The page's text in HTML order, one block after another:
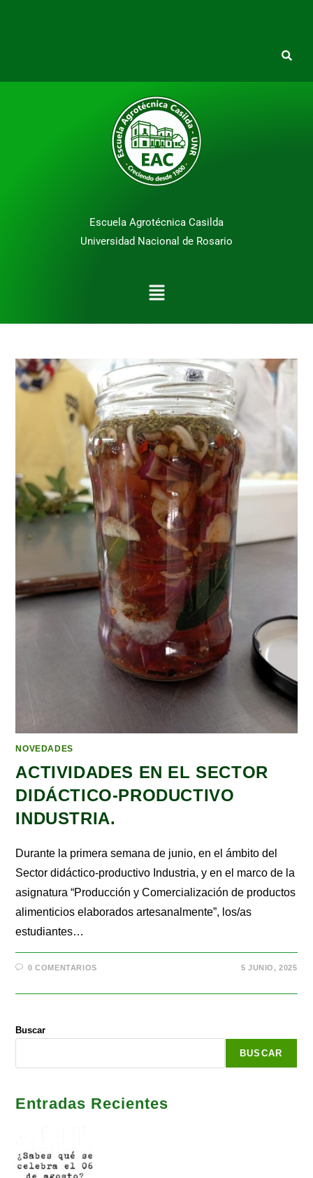
Escuela Agrotécnica Casilda
Universidad Nacional de Rosario
NOVEDADES
ACTIVIDADES EN EL SECTOR
DIDÁCTICO-PRODUCTIVO
INDUSTRIA.
Durante la primera semana de junio, en el ámbito del
Sector didáctico-productivo Industria, y en el marco de la
asignatura “Producción y Comercialización de productos
alimenticios elaborados artesanalmente”, los/as
estudiantes…
0 COMENTARIOS 5 JUNIO, 2025
Buscar
BUSCAR
Entradas Recientes